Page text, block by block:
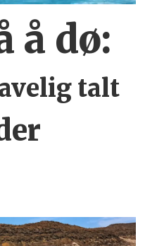
å dø:
talt